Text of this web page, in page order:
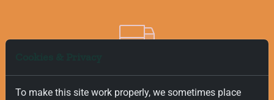
Безплатна и Бърза Доставка
To make this site work properly, we sometimes place